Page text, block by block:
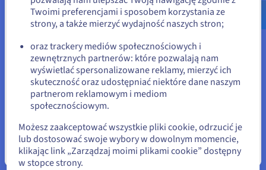
lub
Pozostań na bieżącej stronie
Wybierz inną stronę
Zamknij
Twoimi preferencjami i sposobem korzystania ze
strony, a także mierzyć wydajność naszych stron;
oraz trackery mediów społecznościowych i
zewnętrznych partnerów: które pozwalają nam
wyświetlać spersonalizowane reklamy, mierzyć ich
skuteczność oraz udostępniać niektóre dane naszym
partnerom reklamowym i mediom
społecznościowym.
Możesz zaakceptować wszystkie pliki cookie, odrzucić je
lub dostosować swoje wybory w dowolnym momencie,
klikając link „Zarządzaj moimi plikami cookie” dostępny
w stopce strony.